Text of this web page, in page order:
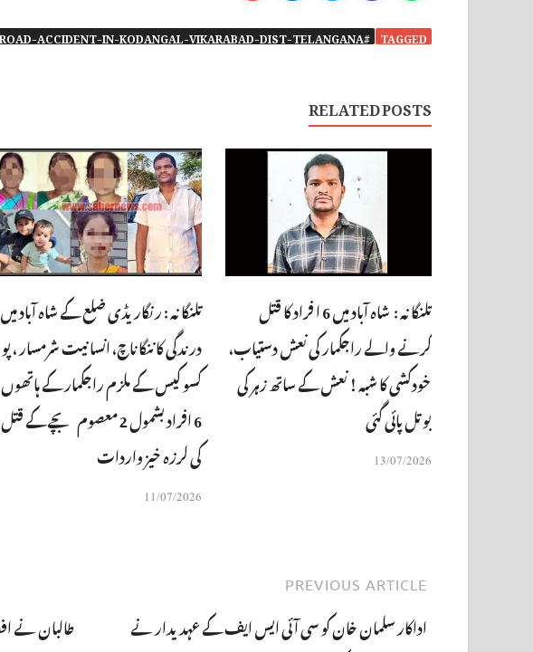
TAGGED
#ROAD-ACCIDENT-IN-KODANGAL-VIKARABAD-DIST-TELANGANA-
RELATED POSTS
تلنگانہ : شاہ آباد میں 6 ا فراد کا قتل
کرنے والے راجکمار کی نعش دستیاب،
خودکشی کا شبہ ! نعش کے ساتھ زہر کی
بوتل پائی گئی
13/07/2026
تلنگانہ : رنگاریڈی ضلع کے شاہ آباد میں
درندگی کا ننگا ناچ، انسانیت شرمسار ، پو
کسو کیس کے ملزم راجکمار کے ہاتھوں
6 افراد بشمول 2 معصوم بچے کے قتل
کی لرزہ خیز واردات
11/07/2026
PREVIOUS ARTICLE
اداکار سلمان خان کو سی آئی ایس ایف کے عہدیدار نے